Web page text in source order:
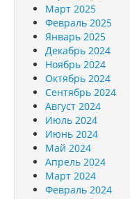
Март 2025
Февраль 2025
Январь 2025
Декабрь 2024
Ноябрь 2024
Октябрь 2024
Сентябрь 2024
Август 2024
Июль 2024
Июнь 2024
Май 2024
Апрель 2024
Март 2024
Февраль 2024